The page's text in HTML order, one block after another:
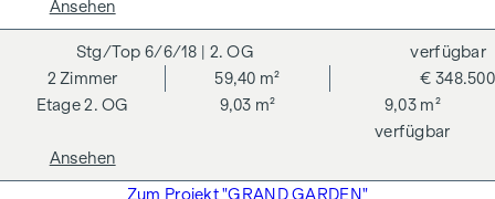
Rechtsanwälte GmbH, Stoß im Himmel 1, 1010 Wien. Die
Kosten betragen 1,8 % des Kaufpreises zzgl. 20 % USt. sowie
Barauslagen und Beglaubigung. Haftungsausschluss: Die
gezeigten Ansichten der Gebäude sind Symbolbilder und
freie künstlerische Darstellungen. Für die Richtigkeit,
Vollständigkeit und Aktualität der Bilder und Inhalte wird
keine Haftung übernommen. Vorbehaltlich Änderungen,
Druck- und Satzfehler.
Ansehen
6/6/18 | 2. OG
2. OG
2 Zimmer
59,40 m²
9,03 m²
9,03 m²
€ 348.500
verfügbar
verfügbar
Ansehen
Zum Projekt "GRAND GARDEN"